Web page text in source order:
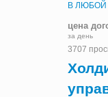
В ЛЮБОЙ
цена
за день
3707